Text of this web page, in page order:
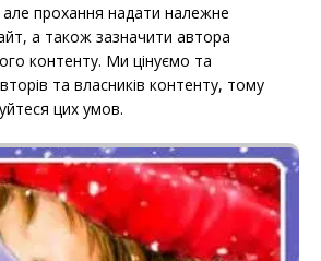
прохання надати належне
а також зазначити автора
контенту. Ми цінуємо та
та власників контенту, тому
цих умов.